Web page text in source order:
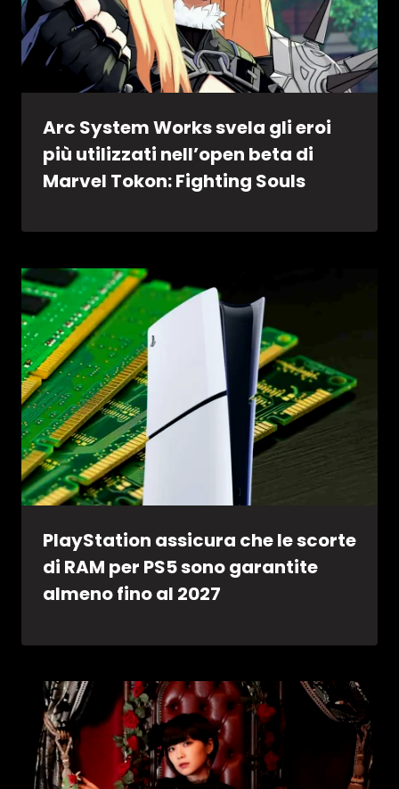
Arc System Works svela gli eroi
più utilizzati nell’open beta di
Marvel Tokon: Fighting Souls
PlayStation assicura che le scorte
di RAM per PS5 sono garantite
almeno fino al 2027